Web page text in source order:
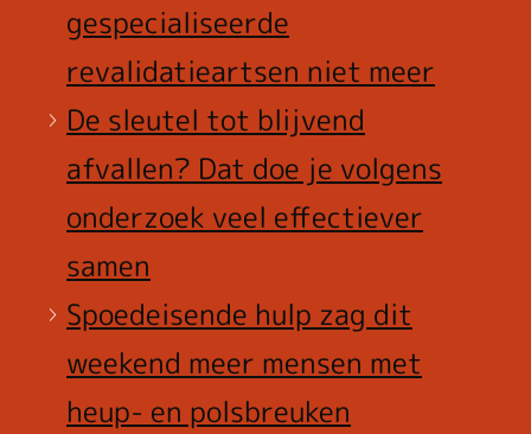
gespecialiseerde
revalidatieartsen niet meer
De sleutel tot blijvend
afvallen? Dat doe je volgens
onderzoek veel effectiever
samen
Spoedeisende hulp zag dit
weekend meer mensen met
heup- en polsbreuken